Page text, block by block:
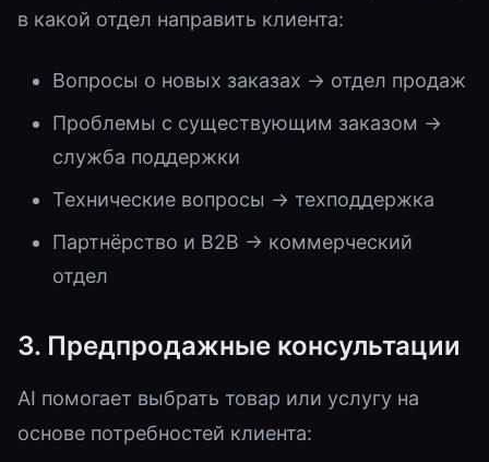
в какой отдел направить клиента:
Вопросы о новых заказах → отдел продаж
Проблемы с существующим заказом →
служба поддержки
Технические вопросы → техподдержка
Партнёрство и B2B → коммерческий
отдел
3. Предпродажные консультации
AI помогает выбрать товар или услугу на
основе потребностей клиента: